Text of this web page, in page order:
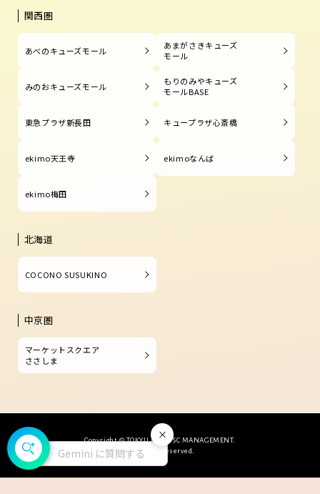
Gemini に質問する
閉じる
関西圏
あべのキューズモール
あまがさきキューズ
モール
みのおキューズモール
もりのみやキューズ
モールBASE
東急プラザ新長田 キュープラザ心斎橋
ekimo天王寺 ekimoなんば
ekimo梅田
北海道
COCONO SUSUKINO
中京圏
マーケットスクエア
ささしま
Copyright © TOKYU LAND SC MANAGEMENT.
All Rights Reserved.